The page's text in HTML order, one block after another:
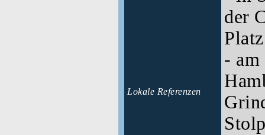
Lokale Referenzen
der
Platz
- am